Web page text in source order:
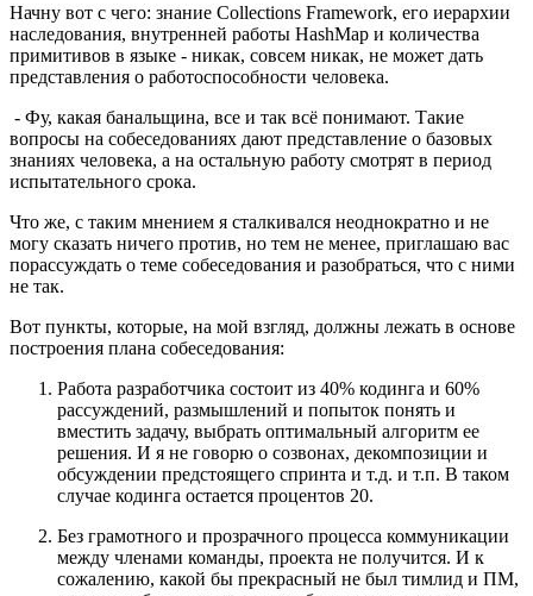
Начну вот с чего: знание Collections Framework, его иерархии
наследования, внутренней работы HashMap и количества
примитивов в языке - никак, совсем никак, не может дать
представления о работоспособности человека.
- Фу, какая банальщина, все и так всё понимают. Такие
вопросы на собеседованиях дают представление о базовых
знаниях человека, а на остальную работу смотрят в период
испытательного срока.
Что же, с таким мнением я сталкивался неоднократно и не
могу сказать ничего против, но тем не менее, приглашаю вас
порассуждать о теме собеседования и разобраться, что с ними
не так.
Вот пункты, которые, на мой взгляд, должны лежать в основе
построения плана собеседования:
Работа разработчика состоит из 40% кодинга и 60%
рассуждений, размышлений и попыток понять и
вместить задачу, выбрать оптимальный алгоритм ее
решения. И я не говорю о созвонах, декомпозиции и
обсуждении предстоящего спринта и т.д. и т.п. В таком
случае кодинга остается процентов 20.
Без грамотного и прозрачного процесса коммуникации
между членами команды, проекта не получится. И к
сожалению, какой бы прекрасный не был тимлид и ПМ,